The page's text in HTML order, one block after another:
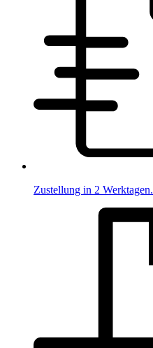
Zustellung in 2 Werktagen.